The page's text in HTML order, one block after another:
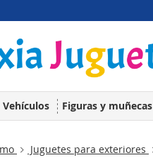
Vehículos Figuras y muñecas
Juguetes para exteriores